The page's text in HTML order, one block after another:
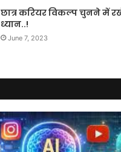
छात्र करियर विकल्प चुनने में
ध्यान..!
June 7, 2023